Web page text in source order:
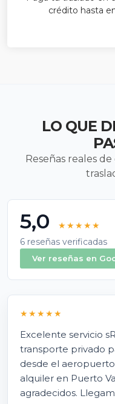
crédito hasta
LO QUE
Reseñas reales
5,0
★★★★★
6 reseñas verificadas
Ver reseñas en
★★★★★
Excelente servicio
transporte privado
desde el
alquiler en Puerto
agradecidos.